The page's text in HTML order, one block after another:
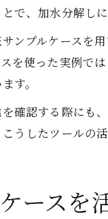
で、加水分解し
ンプルケースを
を使った実例で
す。
確認する際にも
うしたツールの
ースを